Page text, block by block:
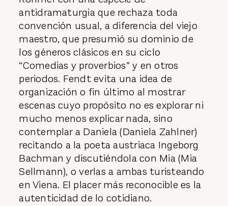
antidramaturgia que rechaza toda
convención usual, a diferencia del viejo
maestro, que presumió su dominio de
los géneros clásicos en su ciclo
“Comedias y proverbios” y en otros
periodos. Fendt evita una idea de
organización o fin último al mostrar
escenas cuyo propósito no es explorar ni
mucho menos explicar nada, sino
contemplar a Daniela (Daniela Zahlner)
recitando a la poeta austriaca Ingeborg
Bachman y discutiéndola con Mia (Mia
Sellmann), o verlas a ambas turisteando
en Viena. El placer más reconocible es la
autenticidad de lo cotidiano.